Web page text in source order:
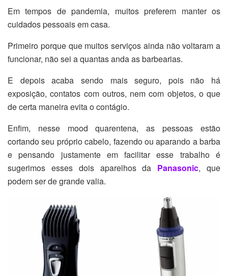
Em tempos de pandemia, muitos preferem manter os
cuidados pessoais em casa.
Primeiro porque que muitos serviços ainda não voltaram a
funcionar, não sei a quantas anda as barbearias.
E depois acaba sendo mais seguro, pois não há
exposição, contatos com outros, nem com objetos, o que
de certa maneira evita o contágio.
Enfim, nesse mood quarentena, as pessoas estão
cortando seu próprio cabelo, fazendo ou aparando a barba
e pensando justamente em facilitar esse trabalho é
sugerimos esses dois aparelhos da Panasonic, que
podem ser de grande valia.